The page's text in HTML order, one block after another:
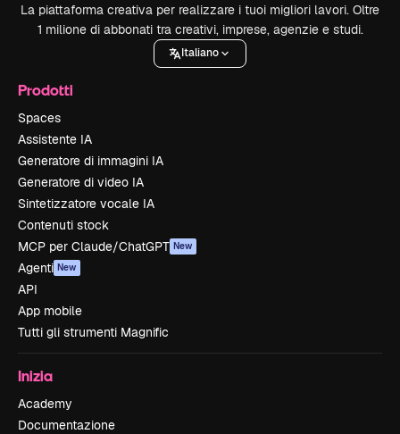
La piattaforma creativa per realizzare i tuoi migliori lavori. Oltre
1 milione di abbonati tra creativi, imprese, agenzie e studi.
Italiano
Prodotti
Spaces
Assistente IA
Generatore di immagini IA
Generatore di video IA
Sintetizzatore vocale IA
Contenuti stock
MCP per Claude/ChatGPT New
Agenti New
API
App mobile
Tutti gli strumenti Magnific
Inizia
Academy
Documentazione